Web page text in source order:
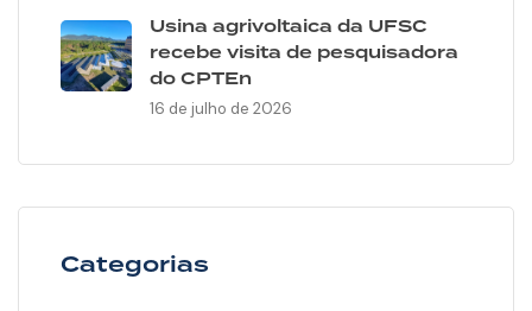
Usina agrivoltaica da UFSC
recebe visita de pesquisadora
do CPTEn
16 de julho de 2026
Categorias